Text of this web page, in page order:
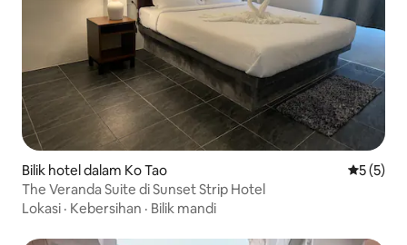
Bilik hotel dalam Ko Tao
5 (5)
The Veranda Suite di Sunset Strip Hotel
Lokasi · Kebersihan · Bilik mandi